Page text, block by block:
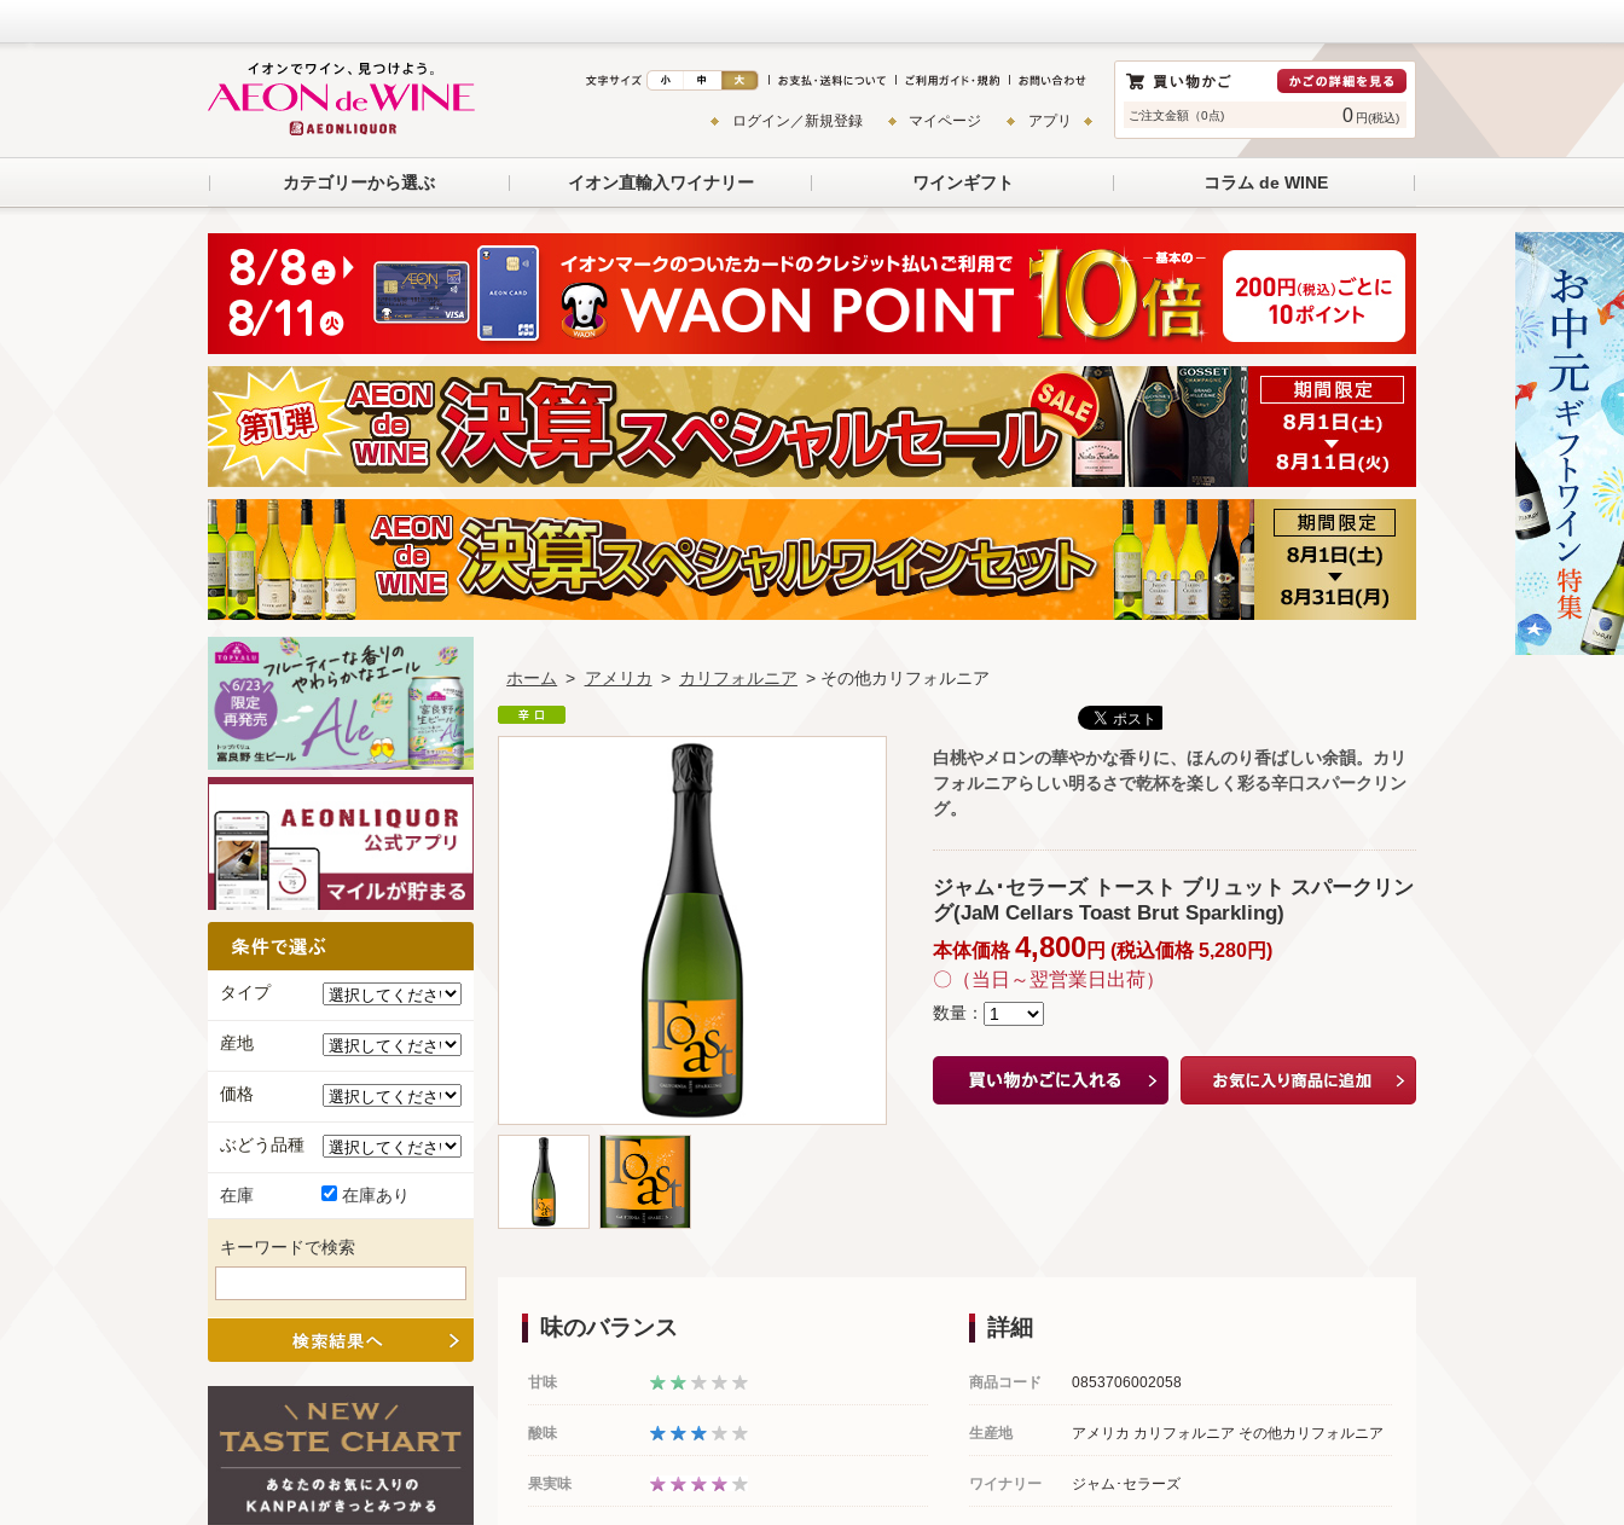
ご注文金額（0点) 0 円(税込)
ログイン／新規登録 マイページ アプリ
カテゴリーから選ぶ イオン直輸入ワイナリー ワインギフト コラム de WINE
ホーム > アメリカ > カリフォルニア > その他カリフォルニア
白桃やメロンの華やかな香りに、ほんのり香ばしい余韻。カリ
フォルニアらしい明るさで乾杯を楽しく彩る辛口スパークリン
グ。
ジャム･セラーズ トースト ブリュット スパークリン
グ(JaM Cellars Toast Brut Sparkling)
本体価格4,800円 (税込価格5,280円)
〇（当日～翌営業日出荷）
数量：
詳細
商品コード 0853706002058
生産地 アメリカ カリフォルニア その他カリフォルニア
ワイナリー ジャム･セラーズ
味のバランス
甘味
酸味
果実味
タイプ
産地
価格
ぶどう品種
在庫 在庫あり
キーワードで検索